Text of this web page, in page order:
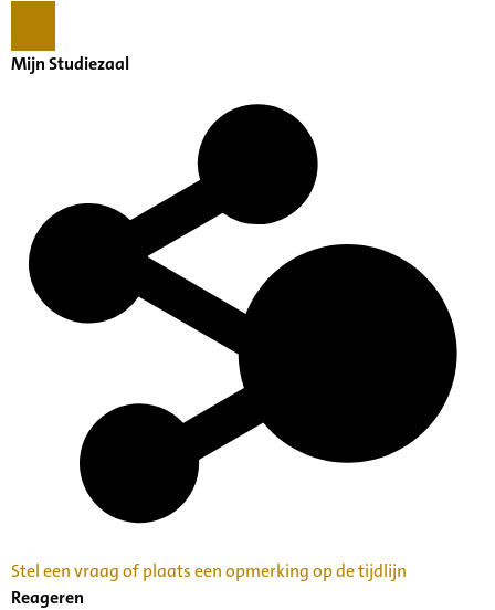
Mijn Studiezaal
Stel een vraag of plaats een opmerking op de tijdlijn
Reageren